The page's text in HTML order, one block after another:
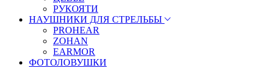
РУКОЯТИ
НАУШНИКИ ДЛЯ СТРЕЛЬБЫ
PROHEAR
ZOHAN
EARMOR
ФОТОЛОВУШКИ